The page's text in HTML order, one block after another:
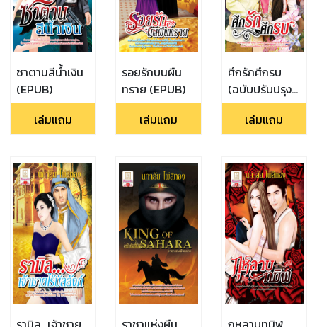
ซาตานสีน้ำเงิน
(EPUB)
เล่มแถม
รอยรักบนผืน
ทราย (EPUB)
เล่มแถม
ศึกรักศึกรบ
(ฉบับปรับปรุง
ใหม่) (EPUB)
เล่มแถม